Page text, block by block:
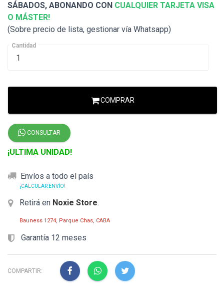
SÁBADOS, ABONANDO CON CUALQUIER TARJETA VISA
O MÁSTER!
(Sobre precio de lista, gestionar vía Whatsapp)
Cantidad
COMPRAR
CONSULTAR
¡ULTIMA UNIDAD!
Envíos a todo el país
¡CALCULAR ENVÍO!
Retirá en Noxie Store.
Bauness 1274, Parque Chas, CABA
Garantía 12 meses
COMPARTIR: